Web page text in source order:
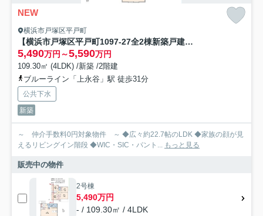
NEW
横浜市戸塚区平戸町
【横浜市戸塚区平戸町1097-27全2棟新築戸建て】★仲介手数料無料★（平戸台小学校・平戸中学校）
5,490万円～5,590万円
109.30㎡ (4LDK) /新築 /2階建
ブルーライン「上永谷」駅 徒歩31分
公共下水
新築
～ 仲介手数料0円対象物件 ～ ◆広々約22.7帖のLDK ◆家族の顔が見
えるリビングイン階段 ◆WIC・SIC・パント... もっと見る
販売中の物件
2号棟
5,490万円
- / 109.30㎡ / 4LDK